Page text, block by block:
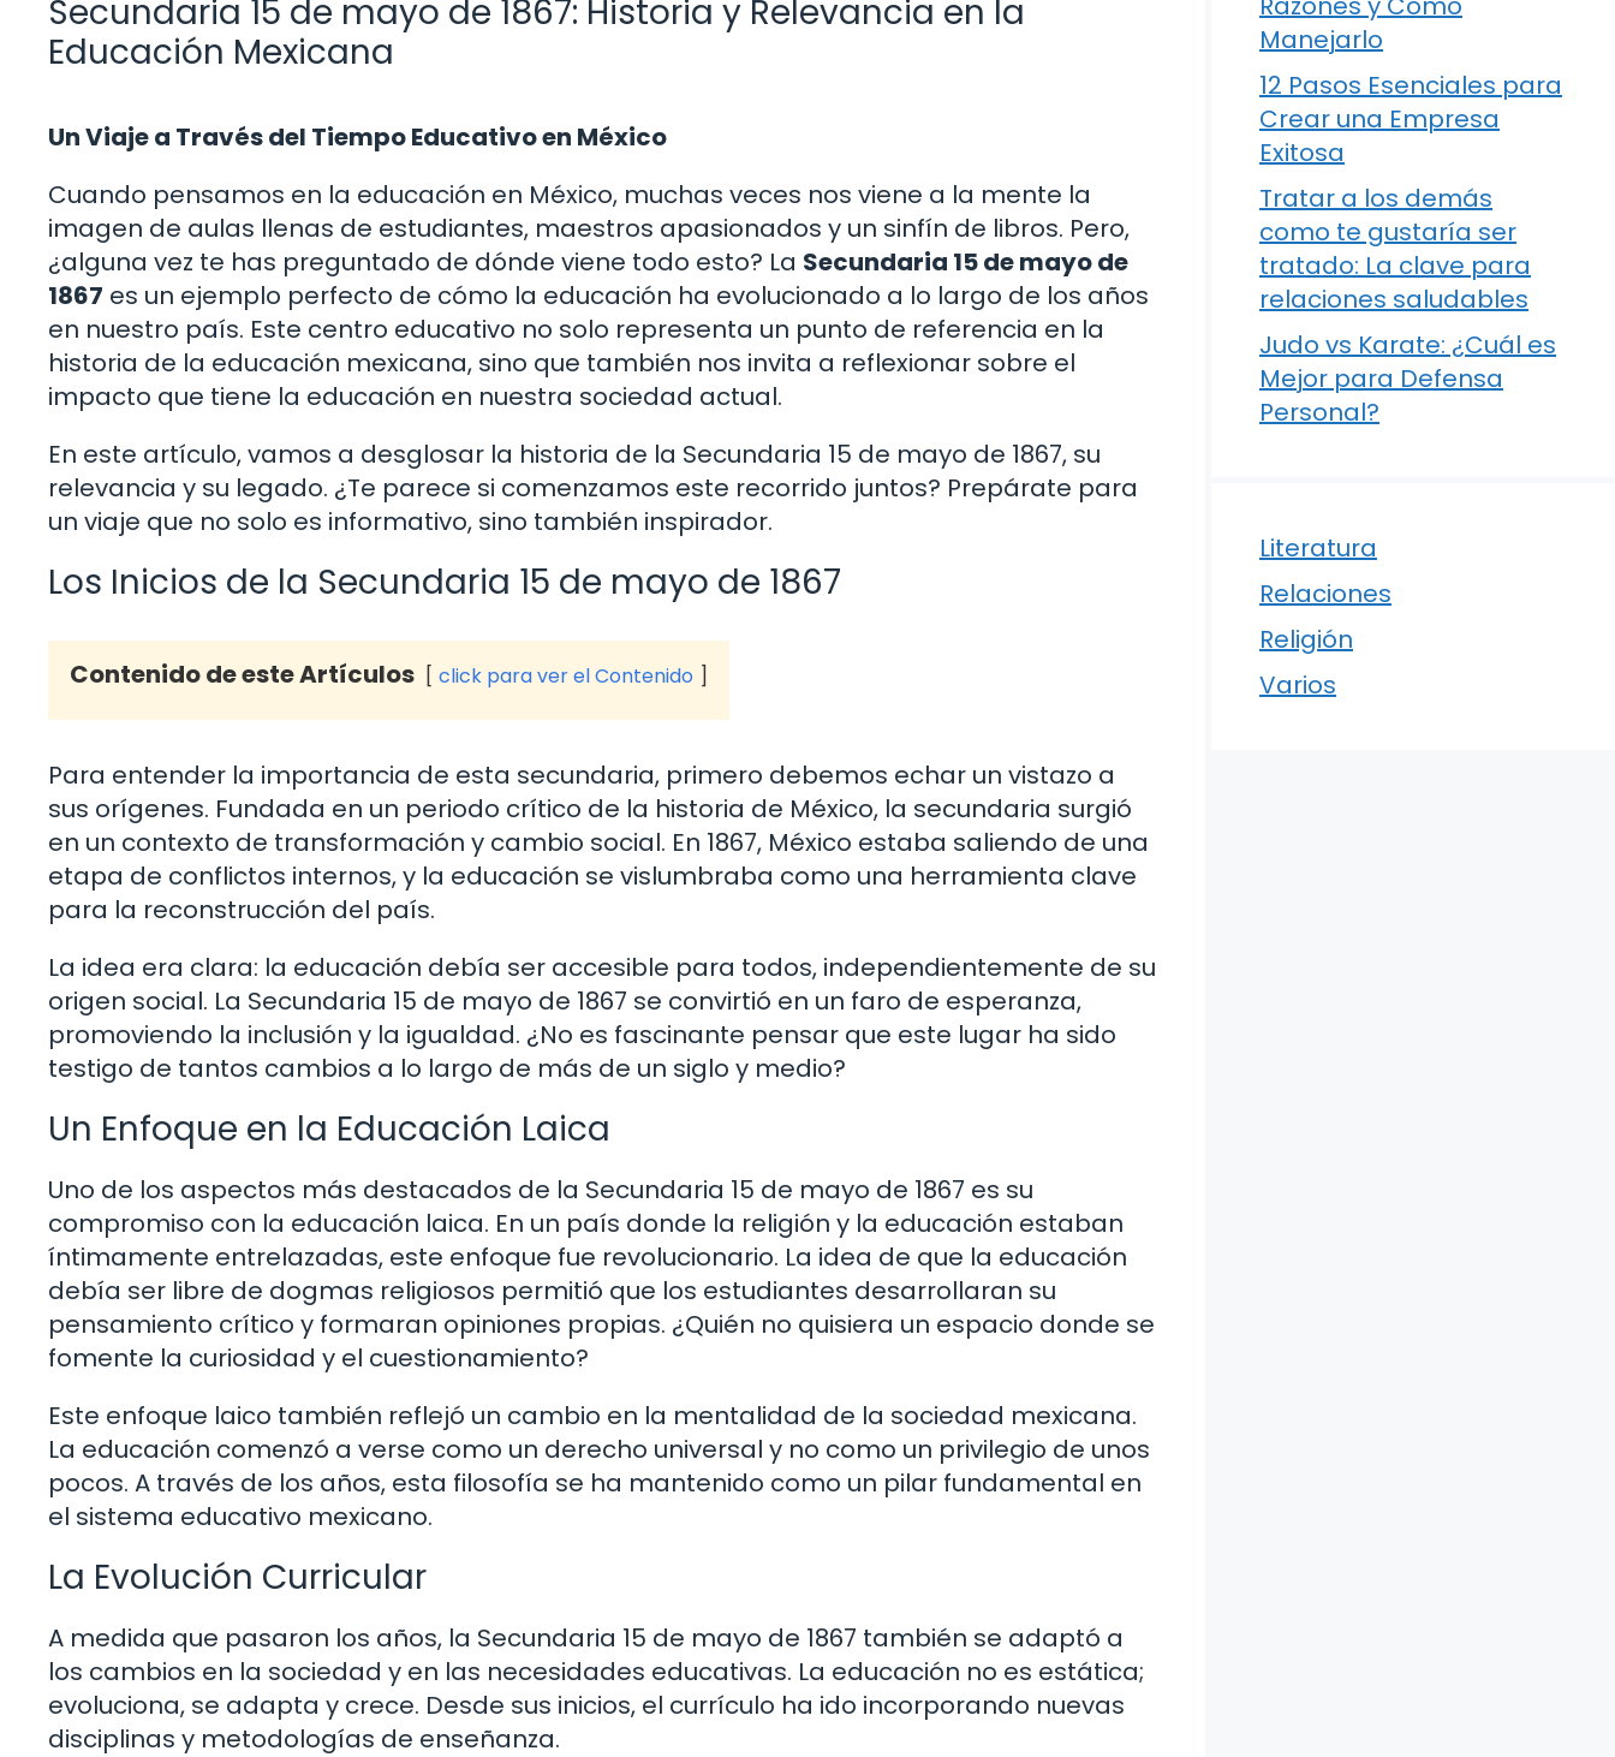
Secundaria 15 de mayo de 1867: Historia y Relevancia en la
Educación Mexicana
Un Viaje a Través del Tiempo Educativo en México
Cuando pensamos en la educación en México, muchas veces nos viene a la mente la
imagen de aulas llenas de estudiantes, maestros apasionados y un sinfín de libros. Pero,
¿alguna vez te has preguntado de dónde viene todo esto? La Secundaria 15 de mayo de
1867 es un ejemplo perfecto de cómo la educación ha evolucionado a lo largo de los años
en nuestro país. Este centro educativo no solo representa un punto de referencia en la
historia de la educación mexicana, sino que también nos invita a reflexionar sobre el
impacto que tiene la educación en nuestra sociedad actual.
En este artículo, vamos a desglosar la historia de la Secundaria 15 de mayo de 1867, su
relevancia y su legado. ¿Te parece si comenzamos este recorrido juntos? Prepárate para
un viaje que no solo es informativo, sino también inspirador.
Los Inicios de la Secundaria 15 de mayo de 1867
Contenido de este Artículos click para ver el Contenido
Para entender la importancia de esta secundaria, primero debemos echar un vistazo a
sus orígenes. Fundada en un periodo crítico de la historia de México, la secundaria surgió
en un contexto de transformación y cambio social. En 1867, México estaba saliendo de una
etapa de conflictos internos, y la educación se vislumbraba como una herramienta clave
para la reconstrucción del país.
La idea era clara: la educación debía ser accesible para todos, independientemente de su
origen social. La Secundaria 15 de mayo de 1867 se convirtió en un faro de esperanza,
promoviendo la inclusión y la igualdad. ¿No es fascinante pensar que este lugar ha sido
testigo de tantos cambios a lo largo de más de un siglo y medio?
Un Enfoque en la Educación Laica
Uno de los aspectos más destacados de la Secundaria 15 de mayo de 1867 es su
compromiso con la educación laica. En un país donde la religión y la educación estaban
íntimamente entrelazadas, este enfoque fue revolucionario. La idea de que la educación
debía ser libre de dogmas religiosos permitió que los estudiantes desarrollaran su
pensamiento crítico y formaran opiniones propias. ¿Quién no quisiera un espacio donde se
fomente la curiosidad y el cuestionamiento?
Este enfoque laico también reflejó un cambio en la mentalidad de la sociedad mexicana.
La educación comenzó a verse como un derecho universal y no como un privilegio de unos
pocos. A través de los años, esta filosofía se ha mantenido como un pilar fundamental en
el sistema educativo mexicano.
La Evolución Curricular
A medida que pasaron los años, la Secundaria 15 de mayo de 1867 también se adaptó a
los cambios en la sociedad y en las necesidades educativas. La educación no es estática;
evoluciona, se adapta y crece. Desde sus inicios, el currículo ha ido incorporando nuevas
disciplinas y metodologías de enseñanza.
Manejarlo
12 Pasos Esenciales para
Crear una Empresa
Exitosa
Tratar a los demás
como te gustaría ser
tratado: La clave para
relaciones saludables
Judo vs Karate: ¿Cuál es
Mejor para Defensa
Personal?
Literatura
Relaciones
Religión
Varios